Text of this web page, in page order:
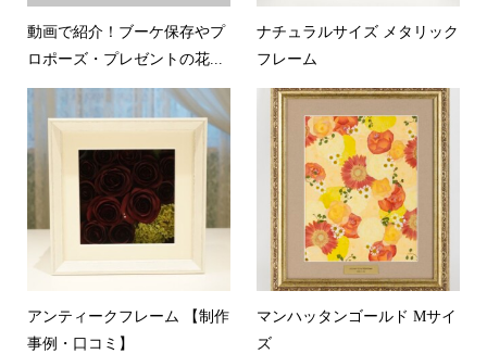
動画で紹介！ブーケ保存やプ
ロポーズ・プレゼントの花...
ナチュラルサイズ メタリック
フレーム
アンティークフレーム 【制作
事例・口コミ】
マンハッタンゴールド Mサイ
ズ